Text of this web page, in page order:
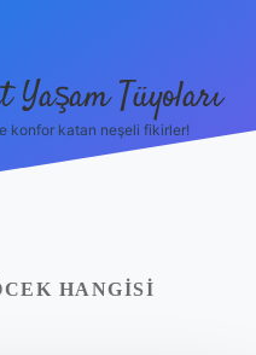
Yaşam Tüyoları
konfor katan neşeli fikirler!
HANGISI